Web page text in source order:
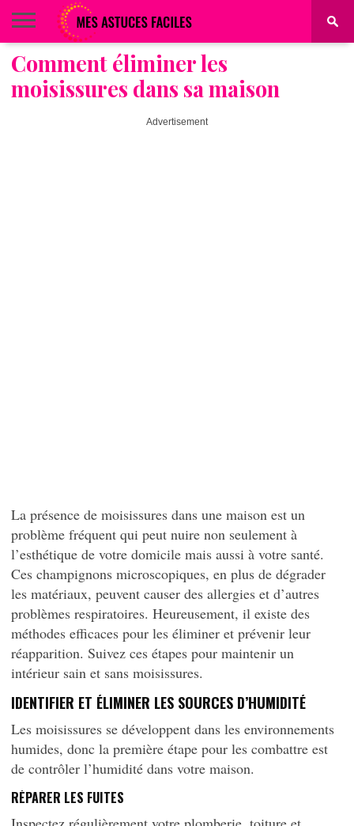
BEAUTÉ
COIFFURE
ALIMENTATION
MAQUILLAGE
MAISON
Comment éliminer les
moisissures dans sa maison
Advertisement
La présence de moisissures dans une maison est un
problème fréquent qui peut nuire non seulement à
l’esthétique de votre domicile mais aussi à votre santé.
Ces champignons microscopiques, en plus de dégrader
les matériaux, peuvent causer des allergies et d’autres
problèmes respiratoires. Heureusement, il existe des
méthodes efficaces pour les éliminer et prévenir leur
réapparition. Suivez ces étapes pour maintenir un
intérieur sain et sans moisissures.
IDENTIFIER ET ÉLIMINER LES SOURCES D’HUMIDITÉ
Les moisissures se développent dans les environnements
humides, donc la première étape pour les combattre est
de contrôler l’humidité dans votre maison.
RÉPARER LES FUITES